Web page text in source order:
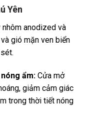
Yên
nhôm anodized và
gió mặn ven biển
ẩm: Cửa mở
giảm cảm giác
trong thời tiết nóng